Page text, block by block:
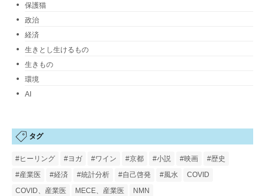
保護猫
政治
経済
生きとし生けるもの
生きもの
環境
AI
タグ
#ヒーリング #ヨガ #ワイン #京都 #小説 #映画
#歴史
#産業医
#経済 #統計分析 #自己啓発 #風水
COVID
COVID、産業医
MECE、産業医
NMN